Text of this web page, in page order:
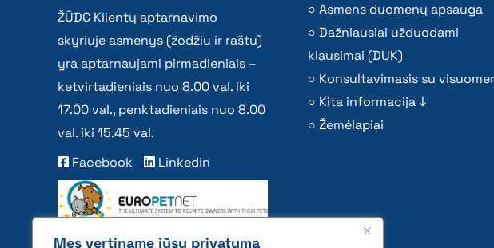
Mes vertiname jūsų privatumą
ŽŪDC Klientų aptarnavimo
skyriuje asmenys (žodžiu ir raštu)
yra aptarnaujami pirmadieniais –
ketvirtadieniais nuo 8.00 val. iki
17.00 val., penktadieniais nuo 8.00
val. iki 15.45 val.
Facebook
Linkedin
Asmens duomenų apsauga
Dažniausiai užduodami
klausimai (DUK)
Konsultavimasis su
Kita informacija ↓
Žemėlapiai